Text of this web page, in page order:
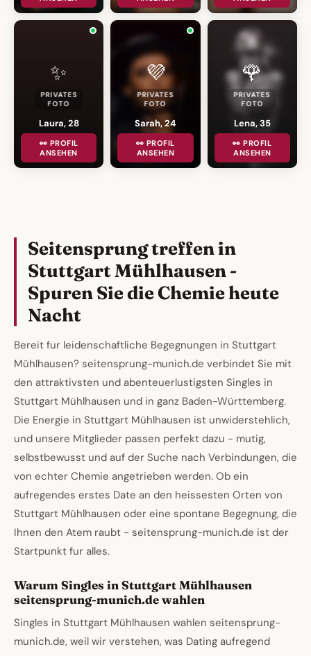
✨
PRIVATES
FOTO
Laura, 28
👀 PROFIL
ANSEHEN
💜
PRIVATES
FOTO
Sarah, 24
👀 PROFIL
ANSEHEN
🌹
PRIVATES
FOTO
Lena, 35
👀 PROFIL
ANSEHEN
Seitensprung treffen in
Stuttgart Mühlhausen -
Spuren Sie die Chemie heute
Nacht
Bereit fur leidenschaftliche Begegnungen in Stuttgart
Mühlhausen? seitensprung-munich.de verbindet Sie mit
den attraktivsten und abenteuerlustigsten Singles in
Stuttgart Mühlhausen und in ganz Baden-Württemberg.
Die Energie in Stuttgart Mühlhausen ist unwiderstehlich,
und unsere Mitglieder passen perfekt dazu - mutig,
selbstbewusst und auf der Suche nach Verbindungen, die
von echter Chemie angetrieben werden. Ob ein
aufregendes erstes Date an den heissesten Orten von
Stuttgart Mühlhausen oder eine spontane Begegnung, die
Ihnen den Atem raubt - seitensprung-munich.de ist der
Startpunkt fur alles.
Warum Singles in Stuttgart Mühlhausen
seitensprung-munich.de wahlen
Singles in Stuttgart Mühlhausen wahlen seitensprung-
munich.de, weil wir verstehen, was Dating aufregend